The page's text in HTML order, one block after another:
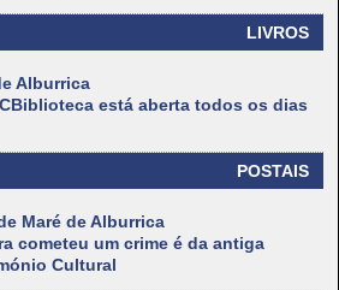
LIVROS
Alburrica
está aberta todos os dias
POSTAIS
Maré de Alburrica
cometeu um crime é da antiga
Cultural